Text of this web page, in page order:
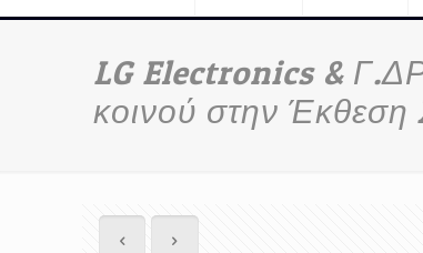
LG Electronics &
κοινού στην Έκθεση